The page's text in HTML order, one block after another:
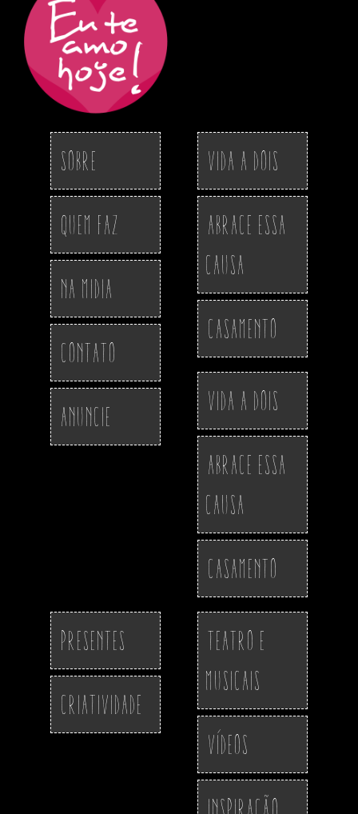
Sobre
Quem Faz
Na Midia
Contato
Anuncie
Vida a Dois
Abrace essa
Causa
Casamento
Vida a Dois
Abrace essa
Causa
Casamento
Presentes
Criatividade
Teatro e
Musicais
Vídeos